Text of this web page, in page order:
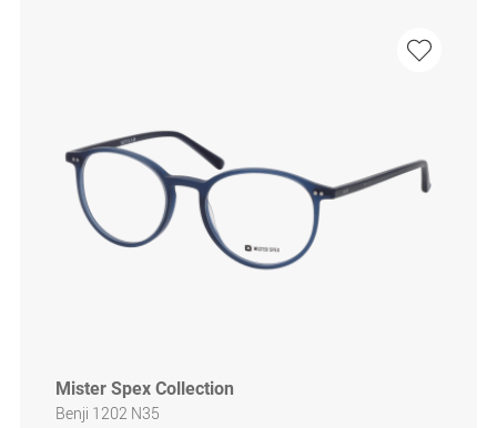
Mister Spex Collection
Benji 1202 N35